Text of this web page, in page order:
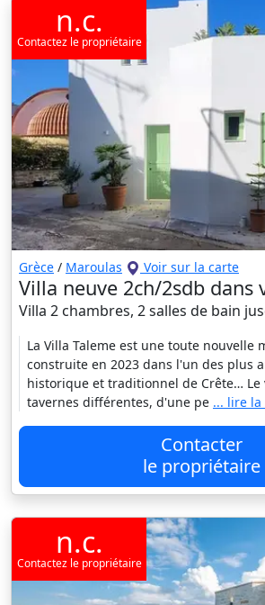
n.c.
Contactez le propriétaire
Grèce / Maroulas Voir sur la carte
Villa neuve 2ch/2sdb dans
Villa 2 chambres, 2 salles de bain
La Villa Taleme est une toute nouvelle
construite en 2023 dans l'un des plus
historique et traditionnel de Crête… Le
tavernes différentes, d'une pe ... lire
Contacter
le propriétaire
n.c.
Contactez le propriétaire